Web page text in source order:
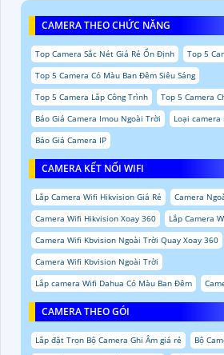
CAMERA THEO CHỨC NĂNG
Top Camera Sắc Nét Giá Rẻ Ổn Định
Top 5
Top 5 Camera Có Màu Ban Đêm Siêu Sáng
Top 5 Camera Lắp Công Trình
Top 5 Camera
Báo Giá Camera Imou Ngoài Trời
Loại
Báo Giá Camera IP
CAMERA KẾT NỐI WIFI
Lắp Camera Wifi Hikvision Giá Rẻ
Camera
Camera Wifi Hikvision Xoay 360
Lắp Camera
Camera Wifi Kbvision Ngoài Trời Quay Xoay 360
Camera Wifi Kbvision Ngoài Trời
Lắp camera Wifi Dahua Có Màu Ban Đêm
CAMERA THEO GÓI
Lắp đặt Trọn Bộ Camera Ghi Âm giá rẻ
Bộ